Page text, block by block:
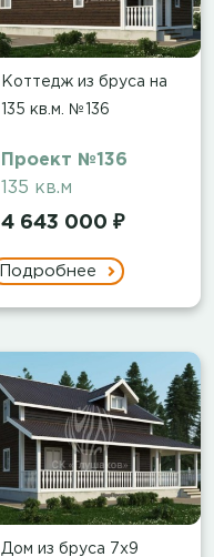
Коттедж из бруса на
135 кв.м. №136
Проект №136
135 кв.м
4 643 000 ₽
Подробнее
Дом из бруса 7х9